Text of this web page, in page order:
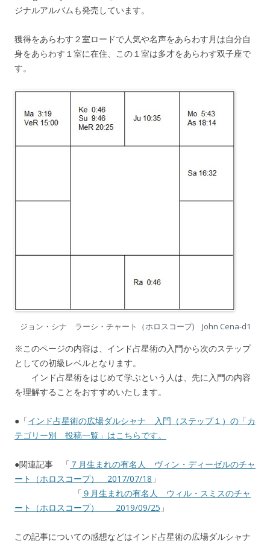
ジナルアルバムも発売しています。
獲得をあらわす２室ロードで人気や名声をあらわす月は自分自
身をあらわす１室に在住、この１室は多才をあらわす双子座で
す。
ジョン・シナ ラーシ・チャート（ホロスコープ) John Cena-d1
※このページの内容は、インド占星術の入門から次のステップ
としての初級レベルとなります。
インド占星術をはじめて学ぶという人は、先に入門の内容
を理解することをおすすめいたします。
●「インド占星術の広場ダルシャナ 入門（ステップ１）の「カ
テゴリー別 投稿一覧」はこちらです。
●関連記事 「 ７月生まれの有名人 ヴィン・ディーゼルのチャ
ート（ホロスコープ） 2017/07/18 」
「 ９月生まれの有名人 ウィル・スミスのチャ
ート（ホロスコープ） 2019/09/25 」
この記事についての感想などはインド占星術の広場ダルシャナ